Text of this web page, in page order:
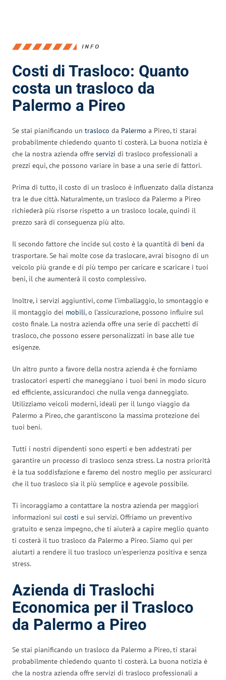
INFO
Costi di Trasloco: Quanto
costa un trasloco da
Palermo a Pireo
Se stai pianificando un trasloco da Palermo a Pireo, ti starai
probabilmente chiedendo quanto ti costerà. La buona notizia è
che la nostra azienda offre servizi di trasloco professionali a
prezzi equi, che possono variare in base a una serie di fattori.
Prima di tutto, il costo di un trasloco è influenzato dalla distanza
tra le due città. Naturalmente, un trasloco da Palermo a Pireo
richiederà più risorse rispetto a un trasloco locale, quindi il
prezzo sarà di conseguenza più alto.
Il secondo fattore che incide sul costo è la quantità di beni da
trasportare. Se hai molte cose da traslocare, avrai bisogno di un
veicolo più grande e di più tempo per caricare e scaricare i tuoi
beni, il che aumenterà il costo complessivo.
Inoltre, i servizi aggiuntivi, come l’imballaggio, lo smontaggio e
il montaggio dei mobili, o l’assicurazione, possono influire sul
costo finale. La nostra azienda offre una serie di pacchetti di
trasloco, che possono essere personalizzati in base alle tue
esigenze.
Un altro punto a favore della nostra azienda è che forniamo
traslocatori esperti che maneggiano i tuoi beni in modo sicuro
ed efficiente, assicurandoci che nulla venga danneggiato.
Utilizziamo veicoli moderni, ideali per il lungo viaggio da
Palermo a Pireo, che garantiscono la massima protezione dei
tuoi beni.
Tutti i nostri dipendenti sono esperti e ben addestrati per
garantire un processo di trasloco senza stress. La nostra priorità
è la tua soddisfazione e faremo del nostro meglio per assicurarci
che il tuo trasloco sia il più semplice e agevole possibile.
Ti incoraggiamo a contattare la nostra azienda per maggiori
informazioni sui costi e sui servizi. Offriamo un preventivo
gratuito e senza impegno, che ti aiuterà a capire meglio quanto
ti costerà il tuo trasloco da Palermo a Pireo. Siamo qui per
aiutarti a rendere il tuo trasloco un’esperienza positiva e senza
stress.
Azienda di Traslochi
Economica per il Trasloco
da Palermo a Pireo
Se stai pianificando un trasloco da Palermo a Pireo, ti starai
probabilmente chiedendo quanto ti costerà. La buona notizia è
che la nostra azienda offre servizi di trasloco professionali a